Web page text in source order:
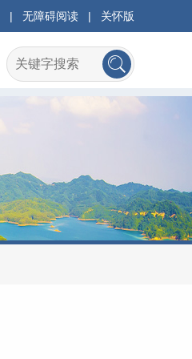
| 无障碍阅读 | 关怀版